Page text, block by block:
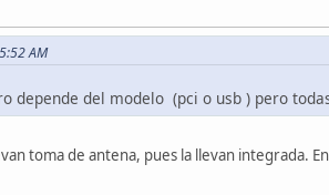
AM
depende del modelo (pci o usb ) pero
toma de antena, pues la llevan integrada.